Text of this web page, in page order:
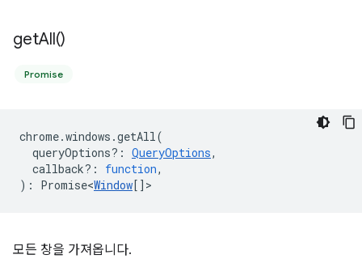
getAll()
Promise
chrome.windows .getAll(
queryOptions? : QueryOptions,
callback? : function,
) : Promise<Window[] >
모든 창을 가져옵니다.